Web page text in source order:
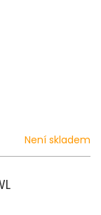
Není skladem